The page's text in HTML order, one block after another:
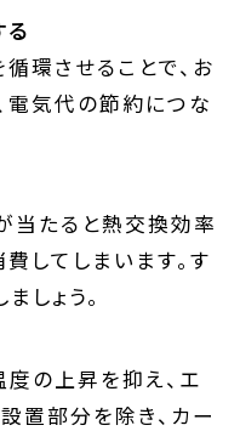
る
環させることで、お
電気代の節約につな
当たると熱交換効率
してしまいます。す
しょう。
の上昇を抑え、エ
置部分を除き、カー